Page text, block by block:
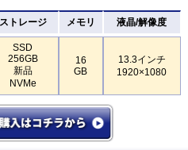
ストレージ メモリ 液晶/解像度
SSD
256GB
新品
NVMe
16
GB
13.3インチ
1920×1080